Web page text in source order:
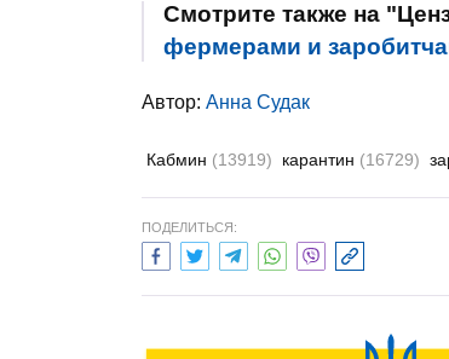
Смотрите также на
фермерами и
Автор: Анна Судак
Кабмин (13919) карантин (16729)
ПОДЕЛИТЬСЯ: